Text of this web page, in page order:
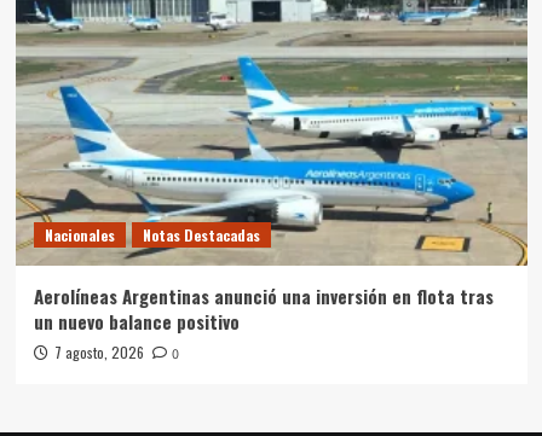
Nacionales Notas Destacadas
Aerolíneas Argentinas anunció una inversión en flota tras
un nuevo balance positivo
7 agosto, 2026 0